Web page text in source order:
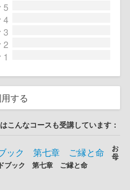
5
4
3
2
1
する
こんなコースも受講しています：
お
母
ブック 第七章 ご縁と命